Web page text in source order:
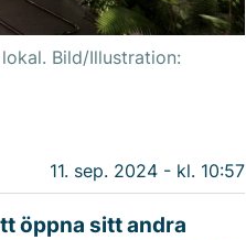
Bild/Illustration:
11. sep. 2024 - kl. 10:57
öppna sitt andra